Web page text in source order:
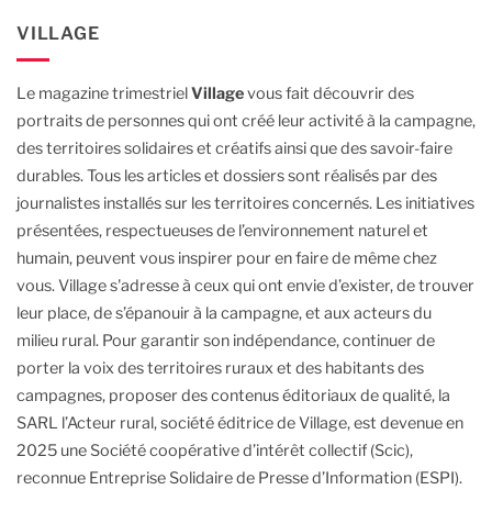
VILLAGE
Le magazine trimestrielVillagevous fait découvrir des
portraits de personnes qui ont créé leur activité à la campagne,
des territoires solidaires et créatifs ainsi que des savoir-faire
durables.Tous les articles et dossiers sont réalisés par des
journalistes installés sur les territoires concernés. Les initiatives
présentées, respectueuses de l’environnement naturel et
humain, peuvent vous inspirer pour en faire de même chez
vous.Village s'adresse à ceux qui ont envie d’exister, de trouver
leur place, de s’épanouir à la campagne, et aux acteurs du
milieu rural. Pour garantir son indépendance, continuer de
porter la voix des territoires ruraux et des habitants des
campagnes, proposer des contenus éditoriaux de qualité, la
SARL l’Acteur rural, société éditrice de Village, est devenue en
2025 une Société coopérative d’intérêt collectif (Scic),
reconnue Entreprise Solidaire de Presse d’Information (ESPI).